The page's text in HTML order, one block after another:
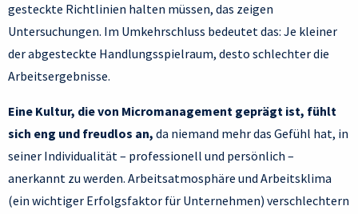
gesteckte Richtlinien halten müssen, das zeigen
Untersuchungen. Im Umkehrschluss bedeutet das: Je kleiner
der abgesteckte Handlungsspielraum, desto schlechter die
Arbeitsergebnisse.
Eine Kultur, die von Micromanagement geprägt ist, fühlt
sich eng und freudlos an, da niemand mehr das Gefühl hat, in
seiner Individualität – professionell und persönlich –
anerkannt zu werden. Arbeitsatmosphäre und Arbeitsklima
(ein wichtiger Erfolgsfaktor für Unternehmen) verschlechtern